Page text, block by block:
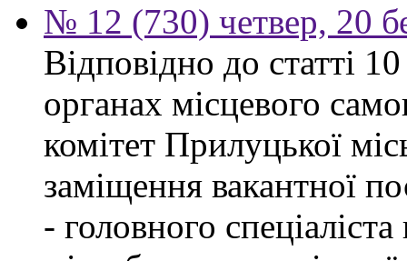
№ 12 (730) четвер, 20
Відповідно до статті
органах місцевого
комітет Прилуцької
заміщення вакантної
- головного